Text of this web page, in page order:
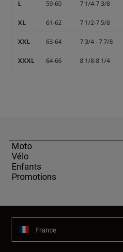
L 59-60 7 1/4-7 3/8
XL 61-62 7 1/2-7 5/8
XXL 63-64 7 3/4 - 7 7/8
XXXL 64-66 8 1/8-8 1/4
Moto
Vélo
Enfants
Promotions
France